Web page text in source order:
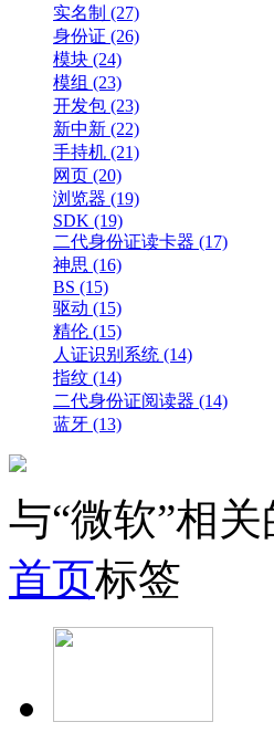
实名制 (27)
身份证 (26)
模块 (24)
模组 (23)
开发包 (23)
新中新 (22)
手持机 (21)
网页 (20)
浏览器 (19)
SDK (19)
二代身份证读卡器 (17)
神思 (16)
BS (15)
驱动 (15)
精伦 (15)
人证识别系统 (14)
指纹 (14)
二代身份证阅读器 (14)
蓝牙 (13)
与“微软”相
首页标签